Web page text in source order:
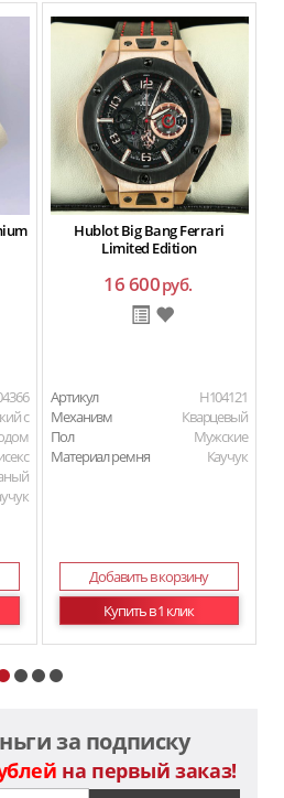
с
Hublot Big Bang Ferrari
Limited Edition
16 600руб.
Артикул
H104121
Механизм
Кварцевый
Пол
Мужские
Материал ремня
Каучук
Добавить в корзину
Купить в 1 клик
за подписку
на первый заказ!